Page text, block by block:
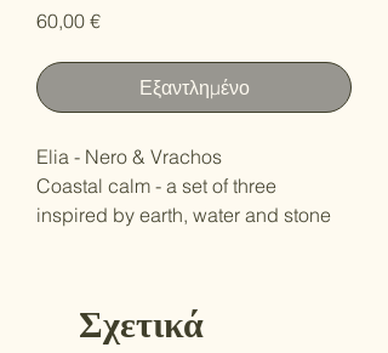
60,00 €Τιμή
Εξαντλημένο
Elia - Nero & Vrachos
Coastal calm - a set of three
inspired by earth, water and stone
Σχετικά